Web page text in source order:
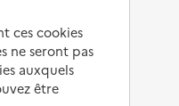
Fin de vie en EHPAD
ces cookies
ne seront pas
auxquels
être